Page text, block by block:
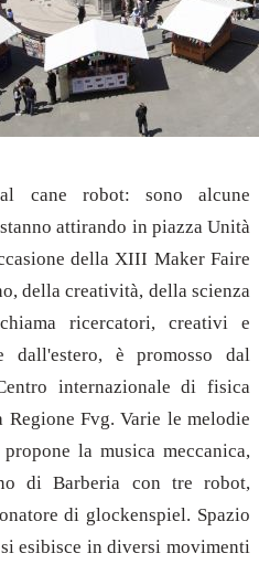
cane robot: sono alcune
attirando in piazza Unità
della XIII Maker Faire
della creatività, della scienza
ricercatori, creativi e
è promosso dal
internazionale di fisica
Fvg. Varie le melodie
la musica meccanica,
di Barberia con tre robot,
di glockenspiel. Spazio
esibisce in diversi movimenti